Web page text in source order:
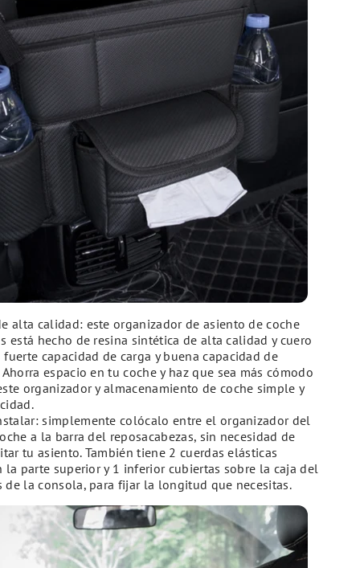
alta calidad: este organizador de asiento de coche
está hecho de resina sintética de alta calidad y cuero
fuerte capacidad de carga y buena capacidad de
espacio en tu coche y haz que sea más cómodo
organizador y almacenamiento de coche simple y
simplemente colócalo entre el organizador del
a la barra del reposacabezas, sin necesidad de
tu asiento. También tiene 2 cuerdas elásticas
la parte superior y 1 inferior cubiertas sobre la caja del
de la consola, para fijar la longitud que necesitas.